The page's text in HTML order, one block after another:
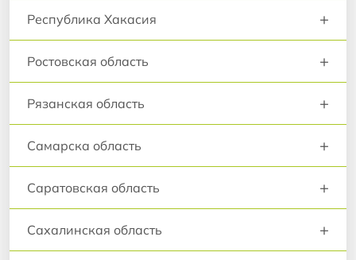
Республика Хакасия +
Ростовская область +
Рязанская область +
Самарска область +
Саратовская область +
Сахалинская область +